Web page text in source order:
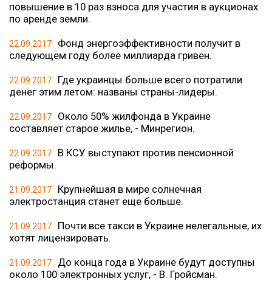
повышение в 10 раз взноса для участия в аукционах
по аренде земли.
22.09.2017
Фонд энергоэффективности получит в
следующем году более миллиарда гривен.
22.09.2017
Где украинцы больше всего потратили
денег этим летом: названы страны-лидеры.
22.09.2017
Около 50% жилфонда в Украине
составляет старое жилье, - Минрегион.
22.09.2017
В КСУ выступают против пенсионной
реформы.
21.09.2017
Крупнейшая в мире солнечная
электростанция станет еще больше.
21.09.2017
Почти все такси в Украине нелегальные, их
хотят лицензировать.
21.09.2017
До конца года в Украине будут доступны
около 100 электронных услуг, - В. Гройсман.